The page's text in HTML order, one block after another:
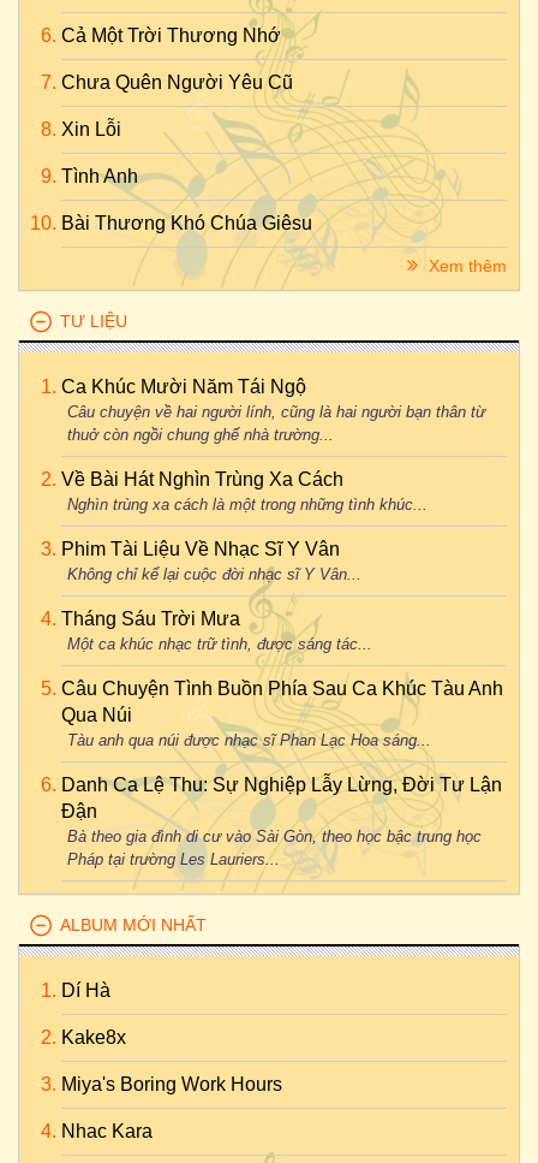
Cả Một Trời Thương Nhớ
Chưa Quên Người Yêu Cũ
Xin Lỗi
Tình Anh
Bài Thương Khó Chúa Giêsu
Xem thêm
TƯ LIỆU
Ca Khúc Mười Năm Tái Ngộ
Câu chuyện về hai người lính, cũng là hai người bạn thân từ
thuở còn ngồi chung ghế nhà trường...
Về Bài Hát Nghìn Trùng Xa Cách
Nghìn trùng xa cách là một trong những tình khúc...
Phim Tài Liệu Về Nhạc Sĩ Y Vân
Không chỉ kể lại cuộc đời nhạc sĩ Y Vân...
Tháng Sáu Trời Mưa
Một ca khúc nhạc trữ tình, được sáng tác...
Câu Chuyện Tình Buồn Phía Sau Ca Khúc Tàu Anh
Qua Núi
Tàu anh qua núi được nhạc sĩ Phan Lạc Hoa sáng...
Danh Ca Lệ Thu: Sự Nghiệp Lẫy Lừng, Đời Tư Lận
Đận
Bà theo gia đình di cư vào Sài Gòn, theo học bậc trung học
Pháp tại trường Les Lauriers...
ALBUM MỚI NHẤT
Dí Hà
Kake8x
Miya's Boring Work Hours
Nhac Kara